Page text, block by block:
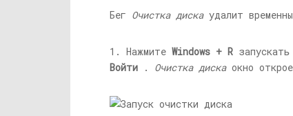
Бег Очистка дискаудалит
1. Нажмите Windows + R запускать
Войти . Очистка дискаокно